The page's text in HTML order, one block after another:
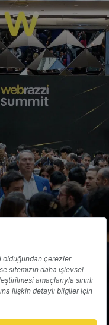
ile günlük
olarak epostalar
Yazarlar
Reklam